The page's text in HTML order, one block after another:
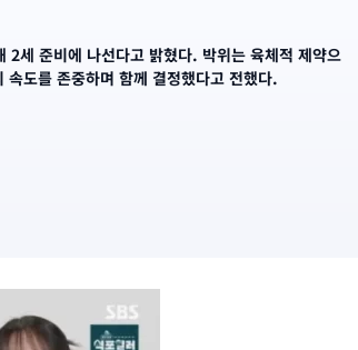
2세 준비에 나선다고 밝혔다. 박위는 육체적 제약으
도를 존중하며 함께 결정했다고 전했다.